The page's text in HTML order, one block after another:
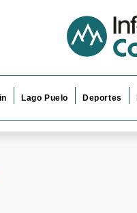
Lago Puelo Deportes